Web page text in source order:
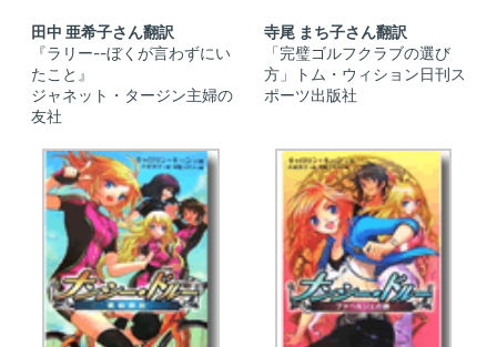
田中 亜希子さん翻訳
『ラリー--ぼくが言わずにい
たこと』
ジャネット・タージン主婦の
友社
寺尾 まち子さん翻訳
「完璧ゴルフクラブの選び
方」トム・ウィション日刊ス
ポーツ出版社